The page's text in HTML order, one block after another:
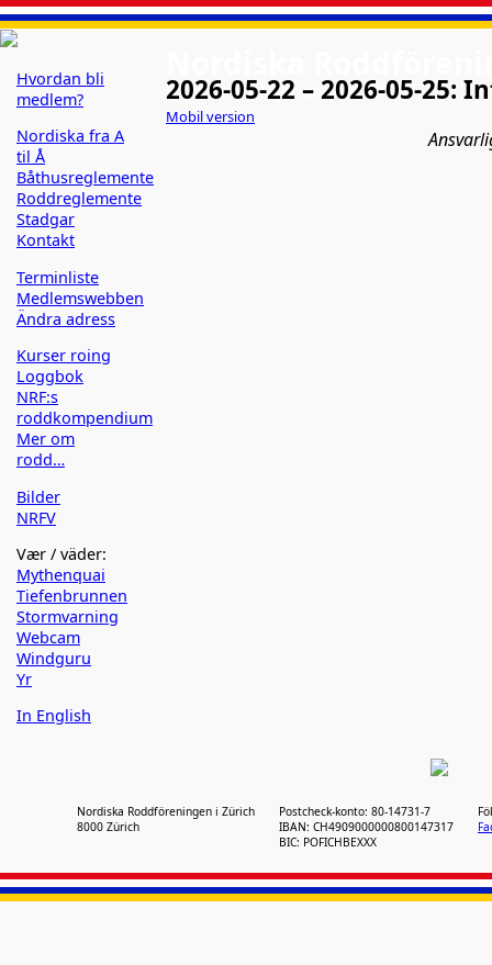
Bootshaus Mythenquai 79
Mobil version
Hvordan bli
medlem?
Nordiska fra A
til Å
Båthusreglemente
Roddreglemente
Stadgar
Kontakt
Terminliste
Medlemswebben
Ändra adress
Kurser roing
Loggbok
NRF:s
roddkompendium
Mer om
rodd…
Bilder
NRFV
Vær / väder:
Mythenquai
Tiefenbrunnen
Stormvarning
Webcam
Windguru
Yr
In English
2026-05-22 – 2026-05-25:
Nordiska Roddföreningen i Zürich
8000 Zürich
Postcheck-konto: 80-14731-7
IBAN: CH4909000000800147317
BIC: POFICHBEXXX